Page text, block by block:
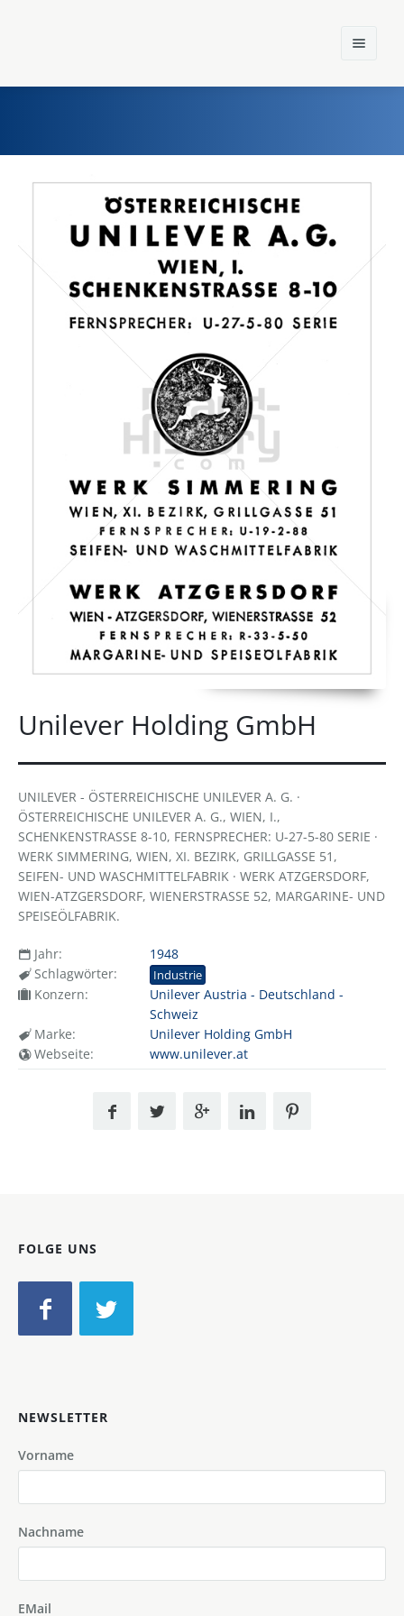
Einst und Heute
Marken
Konzerne
Unilever Holding GmbH
UNILEVER - ÖSTERREICHISCHE UNILEVER A. G. ·
ÖSTERREICHISCHE UNILEVER A. G., WIEN, I.,
SCHENKENSTRASSE 8-10, FERNSPRECHER: U-27-5-80 SERIE ·
WERK SIMMERING, WIEN, XI. BEZIRK, GRILLGASSE 51,
SEIFEN- UND WASCHMITTELFABRIK · WERK ATZGERSDORF,
WIEN-ATZGERSDORF, WIENERSTRASSE 52, MARGARINE- UND
SPEISEÖLFABRIK.
Jahr:
1948
Schlagwörter:
Industrie
Konzern:
Unilever Austria - Deutschland -
Schweiz
Marke:
Unilever Holding GmbH
Webseite:
www.unilever.at
FOLGE UNS
NEWSLETTER
Vorname
Nachname
EMail